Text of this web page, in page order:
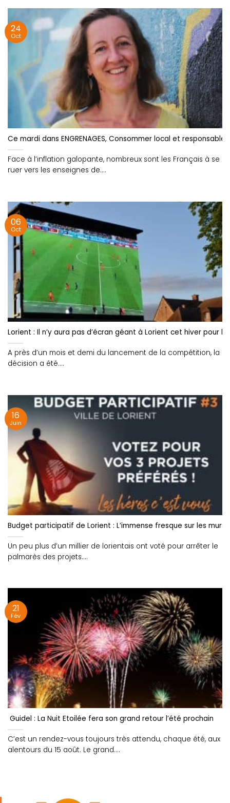
Ce mardi dans ENGRENAGES, Consommer local et
Face à l’inflation galopante, nombreux sont les Français à se
ruer vers les enseignes de....
24
Oct
Lorient : Il n’y aura pas d’écran géant à Lorient cet hiver pour
A près d’un mois et demi du lancement de la compétition, la
décision a été....
06
Oct
Budget participatif de Lorient : L’immense fresque sur les
Un peu plus d’un millier de lorientais ont voté pour arrêter le
palmarès des projets....
16
Juin
Guidel : La Nuit Etoilée fera son grand retour l’été prochain
C’est un rendez-vous toujours très attendu, chaque été, aux
alentours du 15 août. Le grand....
21
Fév